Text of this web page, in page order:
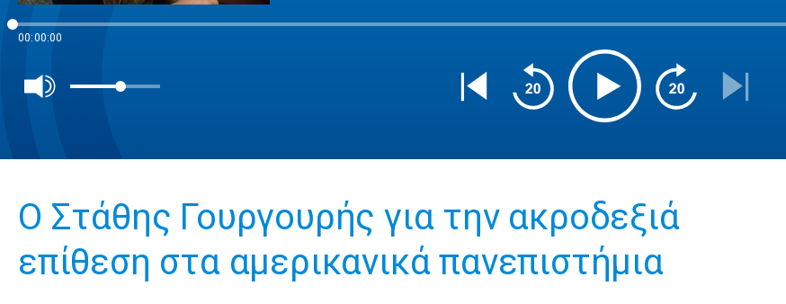
00:00:00
Ο Στάθης Γουργουρής για την ακροδεξιά
επίθεση στα αμερικανικά πανεπιστήμια